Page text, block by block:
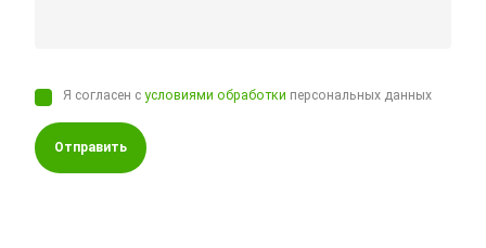
Я согласен сусловиями обработки персональных данных
Отправить